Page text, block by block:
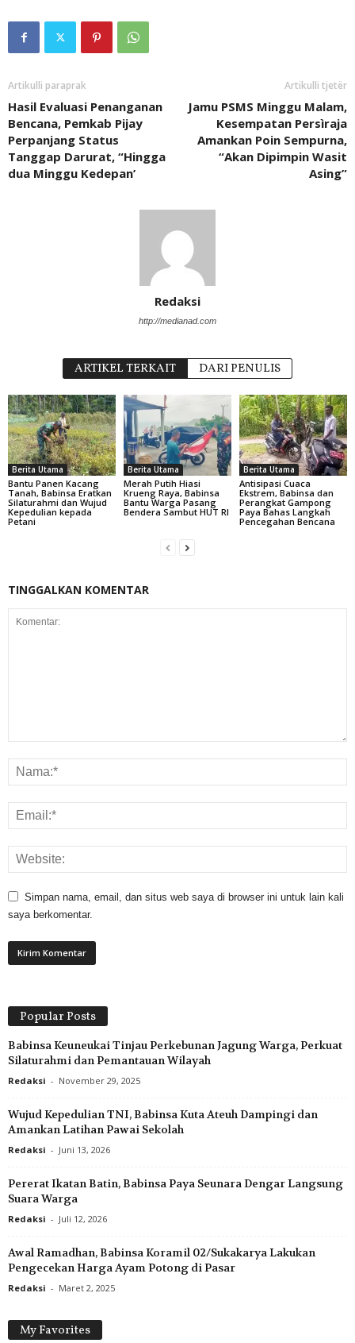
Artikulli paraprak
Hasil Evaluasi Penanganan
Bencana, Pemkab Pijay
Perpanjang Status
Tanggap Darurat, “Hingga
dua Minggu Kedepan’
Artikulli tjetër
Jamu PSMS Minggu Malam,
Kesempatan Persìraja
Amankan Poin Sempurna,
“Akan Dipimpin Wasit
Asing”
Redaksi
http://medianad.com
ARTIKEL TERKAIT DARI PENULIS
Berita Utama
Bantu Panen Kacang
Tanah, Babinsa Eratkan
Silaturahmi dan Wujud
Kepedulian kepada
Petani
Berita Utama
Merah Putih Hiasi
Krueng Raya, Babinsa
Bantu Warga Pasang
Bendera Sambut HUT RI
Berita Utama
Antisipasi Cuaca
Ekstrem, Babinsa dan
Perangkat Gampong
Paya Bahas Langkah
Pencegahan Bencana
TINGGALKAN KOMENTAR
Simpan nama, email, dan situs web saya di browser ini untuk lain kali
saya berkomentar.
Popular Posts
Babinsa Keuneukai Tinjau Perkebunan Jagung Warga, Perkuat
Silaturahmi dan Pemantauan Wilayah
Redaksi - November 29, 2025
Wujud Kepedulian TNI, Babinsa Kuta Ateuh Dampingi dan
Amankan Latihan Pawai Sekolah
Redaksi - Juni 13, 2026
Pererat Ikatan Batin, Babinsa Paya Seunara Dengar Langsung
Suara Warga
Redaksi - Juli 12, 2026
Awal Ramadhan, Babinsa Koramil 02/Sukakarya Lakukan
Pengecekan Harga Ayam Potong di Pasar
Redaksi - Maret 2, 2025
My Favorites